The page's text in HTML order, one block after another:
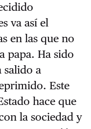
va así el
en las que no
papa. Ha sido
salido a
Este
hace que
la sociedad y